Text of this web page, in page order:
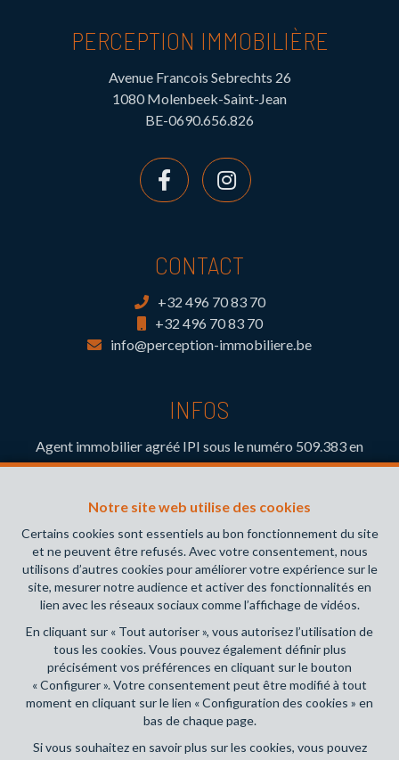
Notre site web utilise des cookies
Certains cookies sont essentiels au bon fonctionnement du site
et ne peuvent être refusés. Avec votre consentement, nous
utilisons d’autres cookies pour améliorer votre expérience sur le
site, mesurer notre audience et activer des fonctionnalités en
lien avec les réseaux sociaux comme l’affichage de vidéos.
En cliquant sur « Tout autoriser », vous autorisez l’utilisation de
tous les cookies. Vous pouvez également définir plus
précisément vos préférences en cliquant sur le bouton
« Configurer ». Votre consentement peut être modifié à tout
moment en cliquant sur le lien « Configuration des cookies » en
bas de chaque page.
Si vous souhaitez en savoir plus sur les cookies, vous pouvez
PERCEPTION IMMOBILIÈRE
Avenue Francois Sebrechts 26
1080 Molenbeek-Saint-Jean
BE-0690.656.826
CONTACT
+32 496 70 83 70
+32 496 70 83 70
info@perception-immobiliere.be
INFOS
Agent immobilier agréé IPI sous le numéro 509.383 en
Belgique- Instance de contrôle: Institut professionnel des
(+32 2 505 38 50 - info@ipi.be) - Soumis au
déontologique de l’ IPI
RC professionnelle et cautionnement via AXA Belgium SA,
Place du Trône 1, 1000 Bruxelles – police n° 730.390.160.
Couverture valable pour les activités réalisées en Belgique
Conditions générales d'utilisation du site
Charte de la protection de la vie privée
Configuration des cookies